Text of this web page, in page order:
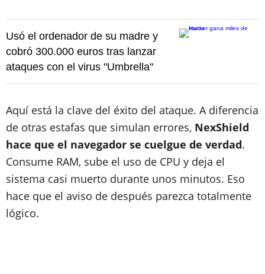
Usó el ordenador de su madre y
cobró 300.000 euros tras lanzar
ataques con el virus "Umbrella"
Aquí está la clave del éxito del ataque. A diferencia
de otras estafas que simulan errores, NexShield
hace que el navegador se cuelgue de verdad.
Consume RAM, sube el uso de CPU y deja el
sistema casi muerto durante unos minutos. Eso
hace que el aviso de después parezca totalmente
lógico.